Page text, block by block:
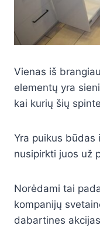
Vienas iš
elementų yra
kai kurių šių
Yra puikus
nusipirkti juos už
Norėdami tai
kompanijų
dabartines